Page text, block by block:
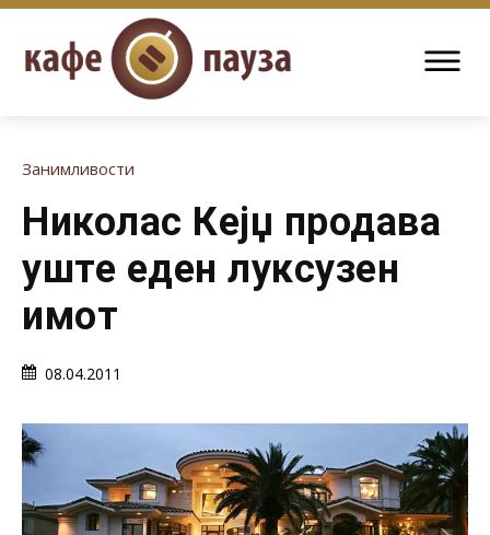
Занимливости
Николас Кејџ продава
уште еден луксузен
имот
08.04.2011